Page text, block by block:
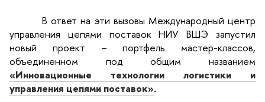
В ответ на эти вызовы Международный центр
управления цепями поставок НИУ ВШЭ запустил
новый проект – портфель мастер-классов,
объединенном под общим названием
«Инновационные технологии логистики и
управления цепями поставок».